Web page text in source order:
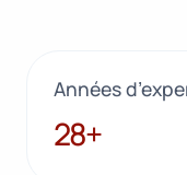
Années
28+
28+